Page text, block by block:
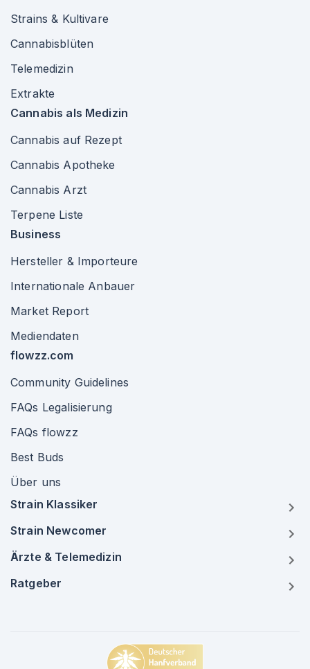
Strains & Kultivare
Cannabisblüten
Telemedizin
Extrakte
Cannabis als Medizin
Cannabis auf Rezept
Cannabis Apotheke
Cannabis Arzt
Terpene Liste
Business
Hersteller & Importeure
Internationale Anbauer
Market Report
Mediendaten
flowzz.com
Community Guidelines
FAQs Legalisierung
FAQs flowzz
Best Buds
Über uns
Strain Klassiker
Strain Newcomer
Ärzte & Telemedizin
Ratgeber